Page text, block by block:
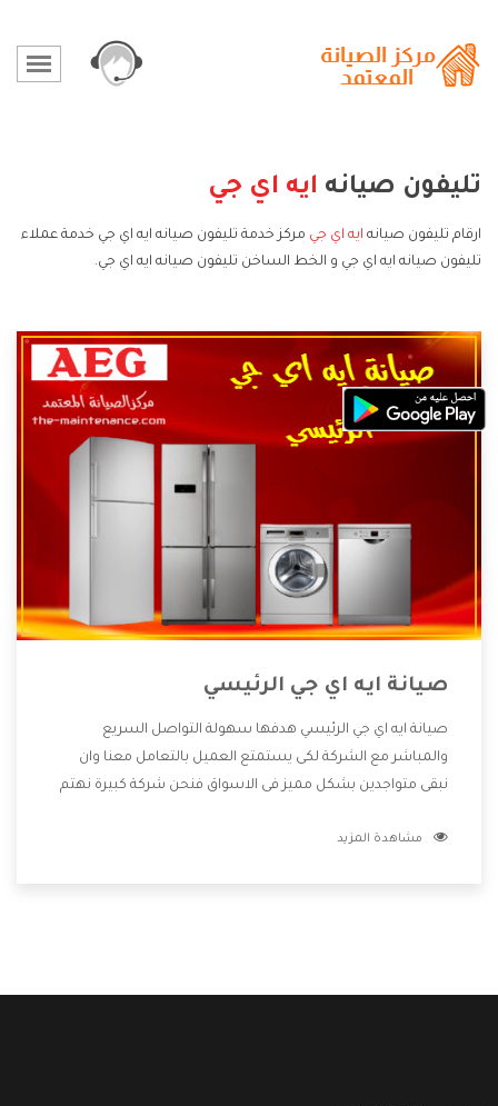
تليفون صيانه ايه اي جي
ارقام تليفون صيانه ايه اي جي مركز خدمة تليفون صيانه ايه اي جي خدمة عملاء
تليفون صيانه ايه اي جي و الخط الساخن تليفون صيانه ايه اي جي.
صيانة ايه اي جي الرئيسي
صيانة ايه اي جي الرئيسي هدفها سهولة التواصل السريع
والمباشر مع الشركة لكى يستمتع العميل بالتعامل معنا وان
نبقى متواجدين بشكل مميز فى الاسواق فنحن شركة كبيرة نهتم
الشركة بها والتى تكون منها خدمة الصيانة التى تكون من أهم
مشاهدة المزيد